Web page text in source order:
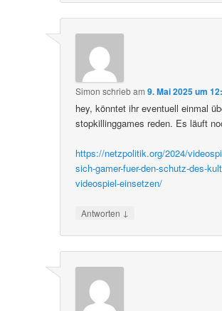
Simon schriebam9. Mai 2025 um
hey, könntet ihr eventuell einmal
stopkillinggames reden. Es läuft
https://netzpolitik.org/2024/
sich-gamer-fuer-den-schutz-des-
videospiel-einsetzen/
Antworten ↓